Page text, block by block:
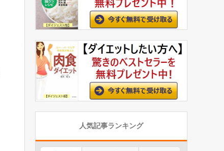
人気記事ランキング